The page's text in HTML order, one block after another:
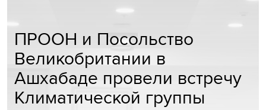
ПРООН и Посольство
Великобритании в
Ашхабаде провели встречу
Климатической группы